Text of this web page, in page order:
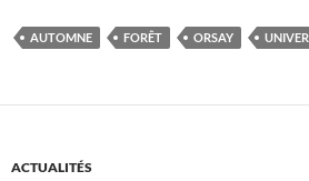
AUTOMNE FORÊT ORSAY
ACTUALITÉS